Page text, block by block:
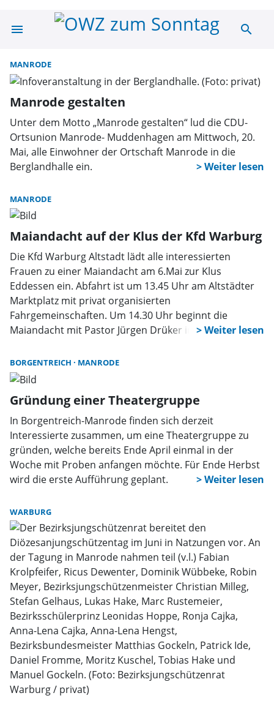
menu Suche | OWZ
search
MANRODE
Manrode gestalten
Unter dem Motto „Manrode gestalten“ lud die CDU-
Ortsunion Manrode- Muddenhagen am Mittwoch, 20.
Mai, alle Einwohner der Ortschaft Manrode in die
Berglandhalle ein.
MANRODE
Maiandacht auf der Klus der Kfd Warburg
Die Kfd Warburg Altstadt lädt alle interessierten
Frauen zu einer Maiandacht am 6.Mai zur Klus
Eddessen ein. Abfahrt ist um 13.45 Uhr am Altstädter
Marktplatz mit privat organisierten
Fahrgemeinschaften. Um 14.30 Uhr beginnt die
Maiandacht mit Pastor Jürgen Drüker in der
Teilnehmerinnen mit einer Kaffeepause an diesen
herrlich gelegenen Ort. eine Anmeldung bei Martina
Telefon 50194 ist notwendig.
BORGENTREICH MANRODE
Gründung einer Theatergruppe
In Borgentreich-Manrode finden sich derzeit
Interessierte zusammen, um eine Theatergruppe zu
gründen, welche bereits Ende April einmal in der
Woche mit Proben anfangen möchte. Für Ende Herbst
wird die erste Aufführung geplant.
WARBURG